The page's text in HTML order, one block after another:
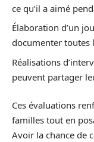
ce qu’il a aimé
Élaboration d’un
documenter toutes
Réalisations
peuvent partager
Ces évaluations
familles tout en
Avoir la chance de